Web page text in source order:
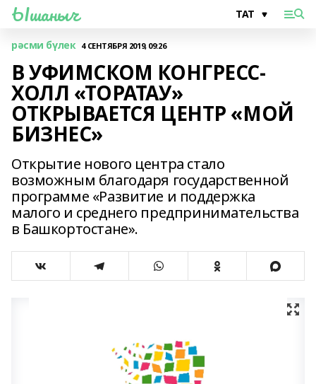
Ышаныч
рәсми бүлек 4 СЕНТЯБРЯ 2019, 09:26
В УФИМСКОМ КОНГРЕСС-
ХОЛЛ «ТОРАТАУ»
ОТКРЫВАЕТСЯ ЦЕНТР «МОЙ
БИЗНЕС»
Открытие нового центра стало
возможным благодаря государственной
программе «Развитие и поддержка
малого и среднего предпринимательства
в Башкортостане».